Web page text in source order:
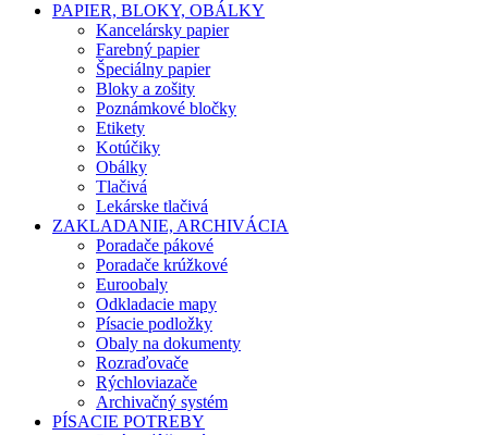
PAPIER, BLOKY, OBÁLKY
Kancelársky papier
Farebný papier
Špeciálny papier
Bloky a zošity
Poznámkové bločky
Etikety
Kotúčiky
Obálky
Tlačivá
Lekárske tlačivá
ZAKLADANIE, ARCHIVÁCIA
Poradače pákové
Poradače krúžkové
Euroobaly
Odkladacie mapy
Písacie podložky
Obaly na dokumenty
Rozraďovače
Rýchloviazače
Archivačný systém
PÍSACIE POTREBY